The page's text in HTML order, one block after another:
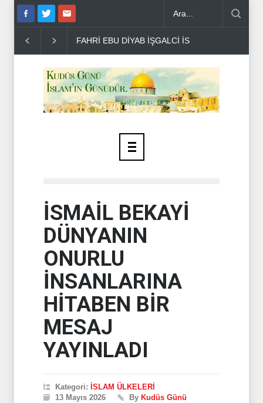
KUDÜS PLANINI DE�.. GAZZE'DE ÇEVRE VE SAĞLIK FELAKETİ
İSMAİL BEKAYİ
DÜNYANIN
ONURLU
İNSANLARINA
HİTABEN BİR
MESAJ
YAYINLADI
Kategori: İSLAM ÜLKELERİ
13 Mayıs 2026
By Kudüs Günü